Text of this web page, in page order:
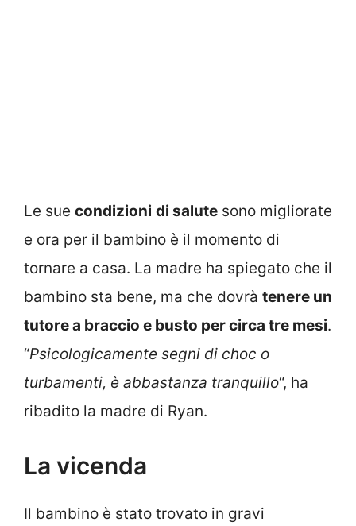
Le sue condizioni di salute sono migliorate
e ora per il bambino è il momento di
tornare a casa. La madre ha spiegato che il
bambino sta bene, ma che dovrà tenere un
tutore a braccio e busto per circa tre mesi.
“Psicologicamente segni di choc o
turbamenti, è abbastanza tranquillo“, ha
ribadito la madre di Ryan.
La vicenda
Il bambino è stato trovato in gravi